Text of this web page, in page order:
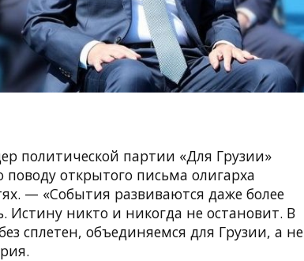
политической партии «Для Грузии»
поводу открытого письма олигарха
— «События развиваются даже более
Истину никто и никогда не остановит. В
сплетен, объединяемся для Грузии, а не